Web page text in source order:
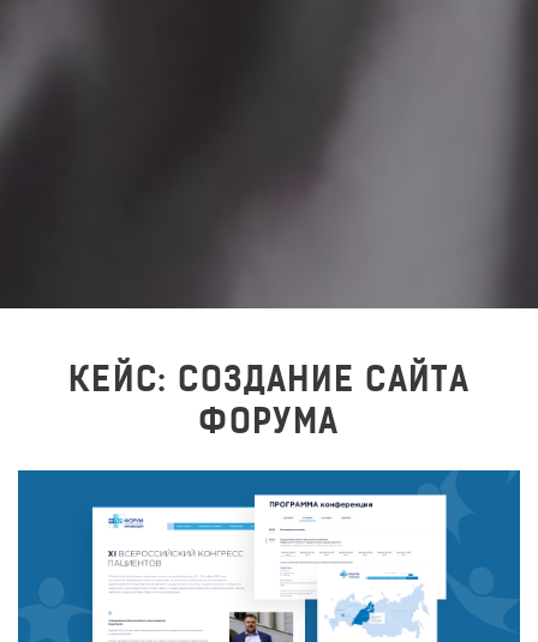
КЕЙС: СОЗДАНИЕ САЙТА
ФОРУМА